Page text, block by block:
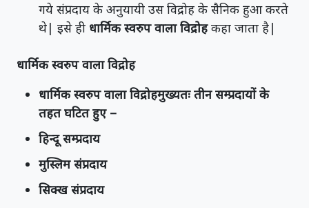
गये संप्रदाय के अनुयायी उस विद्रोह के सैनिक हुआ करते
थे| इसे ही धार्मिक स्वरुप वाला विद्रोहकहा जाता है|
धार्मिक स्वरुप वाला विद्रोह
धार्मिक स्वरुप वाला विद्रोहमुख्यतः तीन सम्प्रदायों के
तहत घटित हुए –
हिन्दू सम्प्रदाय
मुस्लिम संप्रदाय
सिक्ख संप्रदाय